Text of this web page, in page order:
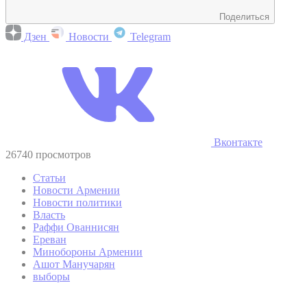
Поделиться
Дзен Новости Telegram
Вконтакте
26740 просмотров
Статьи
Новости Армении
Новости политики
Власть
Раффи Ованнисян
Ереван
Минобороны Армении
Ашот Манучарян
выборы